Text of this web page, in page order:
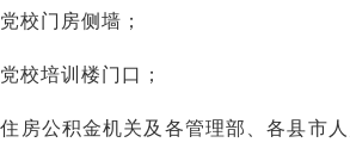
校门房侧墙；
校培训楼门口；
房公积金机关及各管理部、各县市